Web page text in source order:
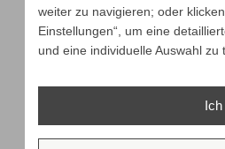
weiter zu navigieren; oder
Einstellungen“, um eine
und eine individuelle Auswahl zu